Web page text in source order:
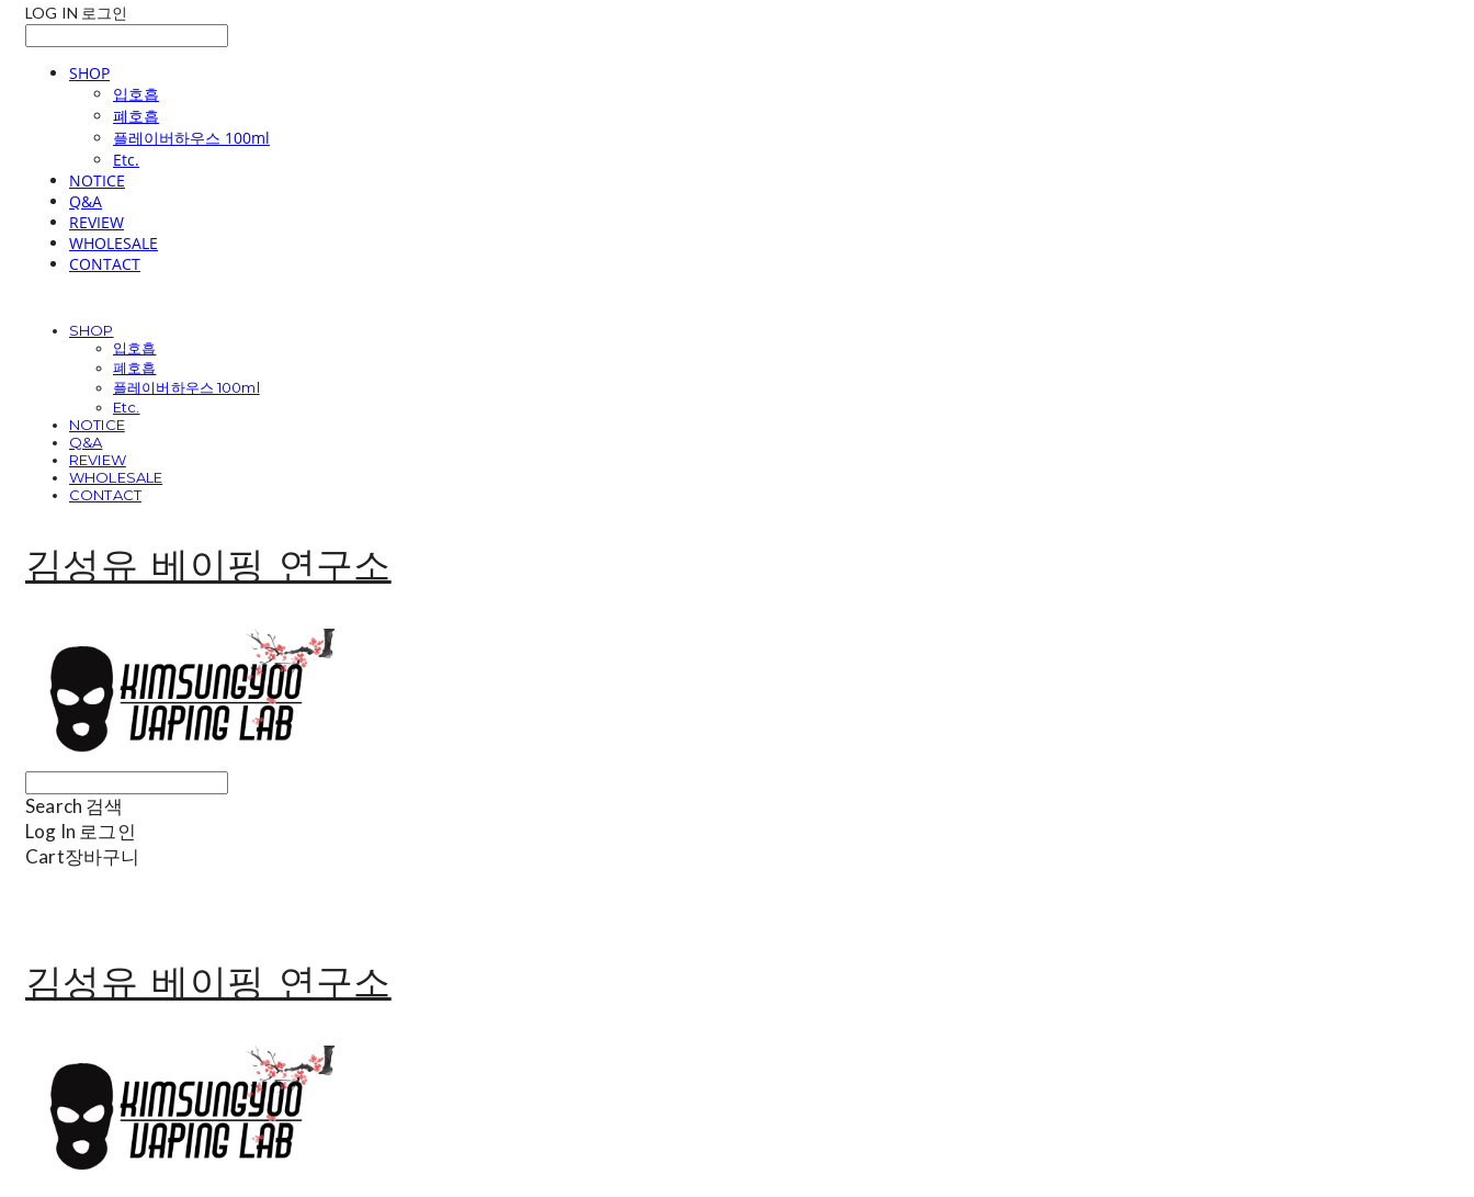
LOG IN 로그인
SHOP
입호흡
폐호흡
플레이버하우스 100ml
Etc.
NOTICE
Q&A
REVIEW
WHOLESALE
CONTACT
SHOP
입호흡
폐호흡
플레이버하우스 100ml
Etc.
NOTICE
Q&A
REVIEW
WHOLESALE
CONTACT
김성유 베이핑 연구소
Search 검색
Log In 로그인
Cart장바구니
김성유 베이핑 연구소